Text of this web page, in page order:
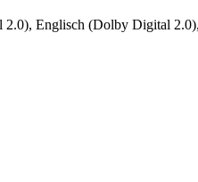
Englisch (Dolby Digital